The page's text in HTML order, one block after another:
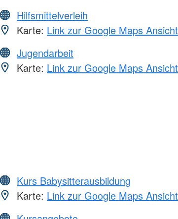
Hilfsmittelverleih
Karte: Link zur Google Maps Ansicht
Jugendarbeit
Karte: Link zur Google Maps Ansicht
Kurs Babysitterausbildung
Karte: Link zur Google Maps Ansicht